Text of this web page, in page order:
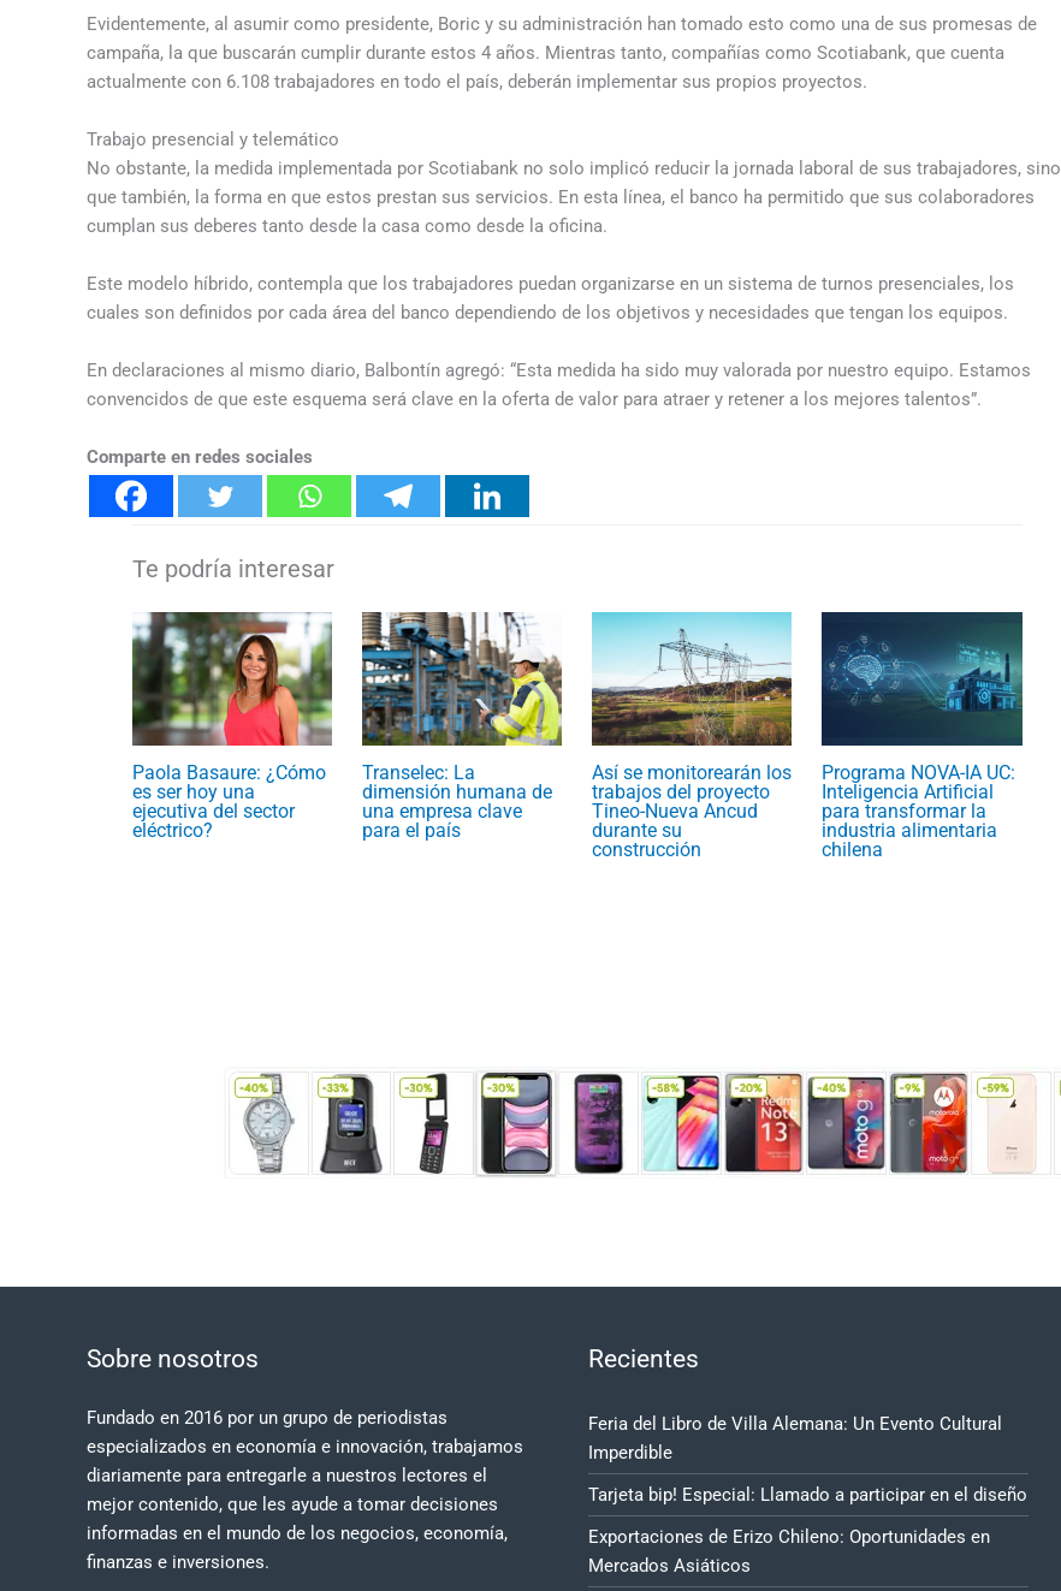
Evidentemente, al asumir como presidente, Boric y su administración han tomado esto como una de sus promesas de
campaña, la que buscarán cumplir durante estos 4 años. Mientras tanto, compañías como Scotiabank, que cuenta
actualmente con 6.108 trabajadores en todo el país, deberán implementar sus propios proyectos.
Trabajo presencial y telemático
No obstante, la medida implementada por Scotiabank no solo implicó reducir la jornada laboral de sus trabajadores, sino
que también, la forma en que estos prestan sus servicios. En esta línea, el banco ha permitido que sus colaboradores
cumplan sus deberes tanto desde la casa como desde la oficina.
Este modelo híbrido, contempla que los trabajadores puedan organizarse en un sistema de turnos presenciales, los
cuales son definidos por cada área del banco dependiendo de los objetivos y necesidades que tengan los equipos.
En declaraciones al mismo diario, Balbontín agregó: “Esta medida ha sido muy valorada por nuestro equipo. Estamos
convencidos de que este esquema será clave en la oferta de valor para atraer y retener a los mejores talentos”.
Comparte en redes sociales
Paola Basaure: ¿Cómo
es ser hoy una
ejecutiva del sector
eléctrico?
Transelec: La
dimensión humana de
una empresa clave
para el país
Así se monitorearán los
trabajos del proyecto
Tineo-Nueva Ancud
durante su
construcción
Programa NOVA-IA UC:
Inteligencia Artificial
para transformar la
industria alimentaria
chilena
Sobre nosotros
Fundado en 2016 por un grupo de periodistas
especializados en economía e innovación, trabajamos
diariamente para entregarle a nuestros lectores el
mejor contenido, que les ayude a tomar decisiones
informadas en el mundo de los negocios, economía,
finanzas e inversiones.
Recientes
Feria del Libro de Villa Alemana: Un Evento Cultural
Imperdible
Tarjeta bip! Especial: Llamado a participar en el diseño
Exportaciones de Erizo Chileno: Oportunidades en
Mercados Asiáticos